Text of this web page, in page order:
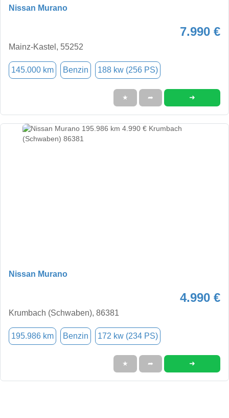
Nissan Murano
7.990 €
Mainz-Kastel, 55252
145.000 km Benzin 188 kw (256 PS)
★ ➦ ➜
Nissan Murano
4.990 €
Krumbach (Schwaben), 86381
195.986 km Benzin 172 kw (234 PS)
★ ➦ ➜